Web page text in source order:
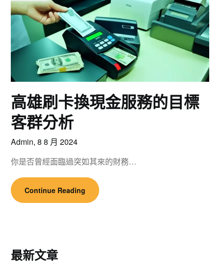
高雄刷卡換現金服務的目標
客群分析
Admin,8 8 月 2024
你是否曾經面臨過突如其來的財務…
Continue Reading
最新文章